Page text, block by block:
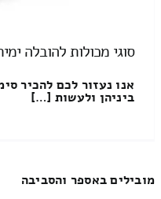
סוגי מכולות להובלה
אנו נעזור לכם להכיר
ביניהן ולעשות […]
מובילים באספר והסביבה